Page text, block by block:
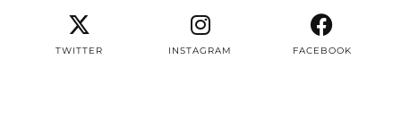
TWITTER INSTAGRAM FACEBOOK